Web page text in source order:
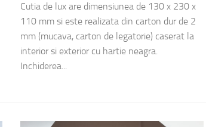
Cutia de lux are dimensiunea de 130 x 230 x
110 mm si este realizata din carton dur de 2
mm (mucava, carton de legatorie) caserat la
interior si exterior cu hartie neagra.
Inchiderea...